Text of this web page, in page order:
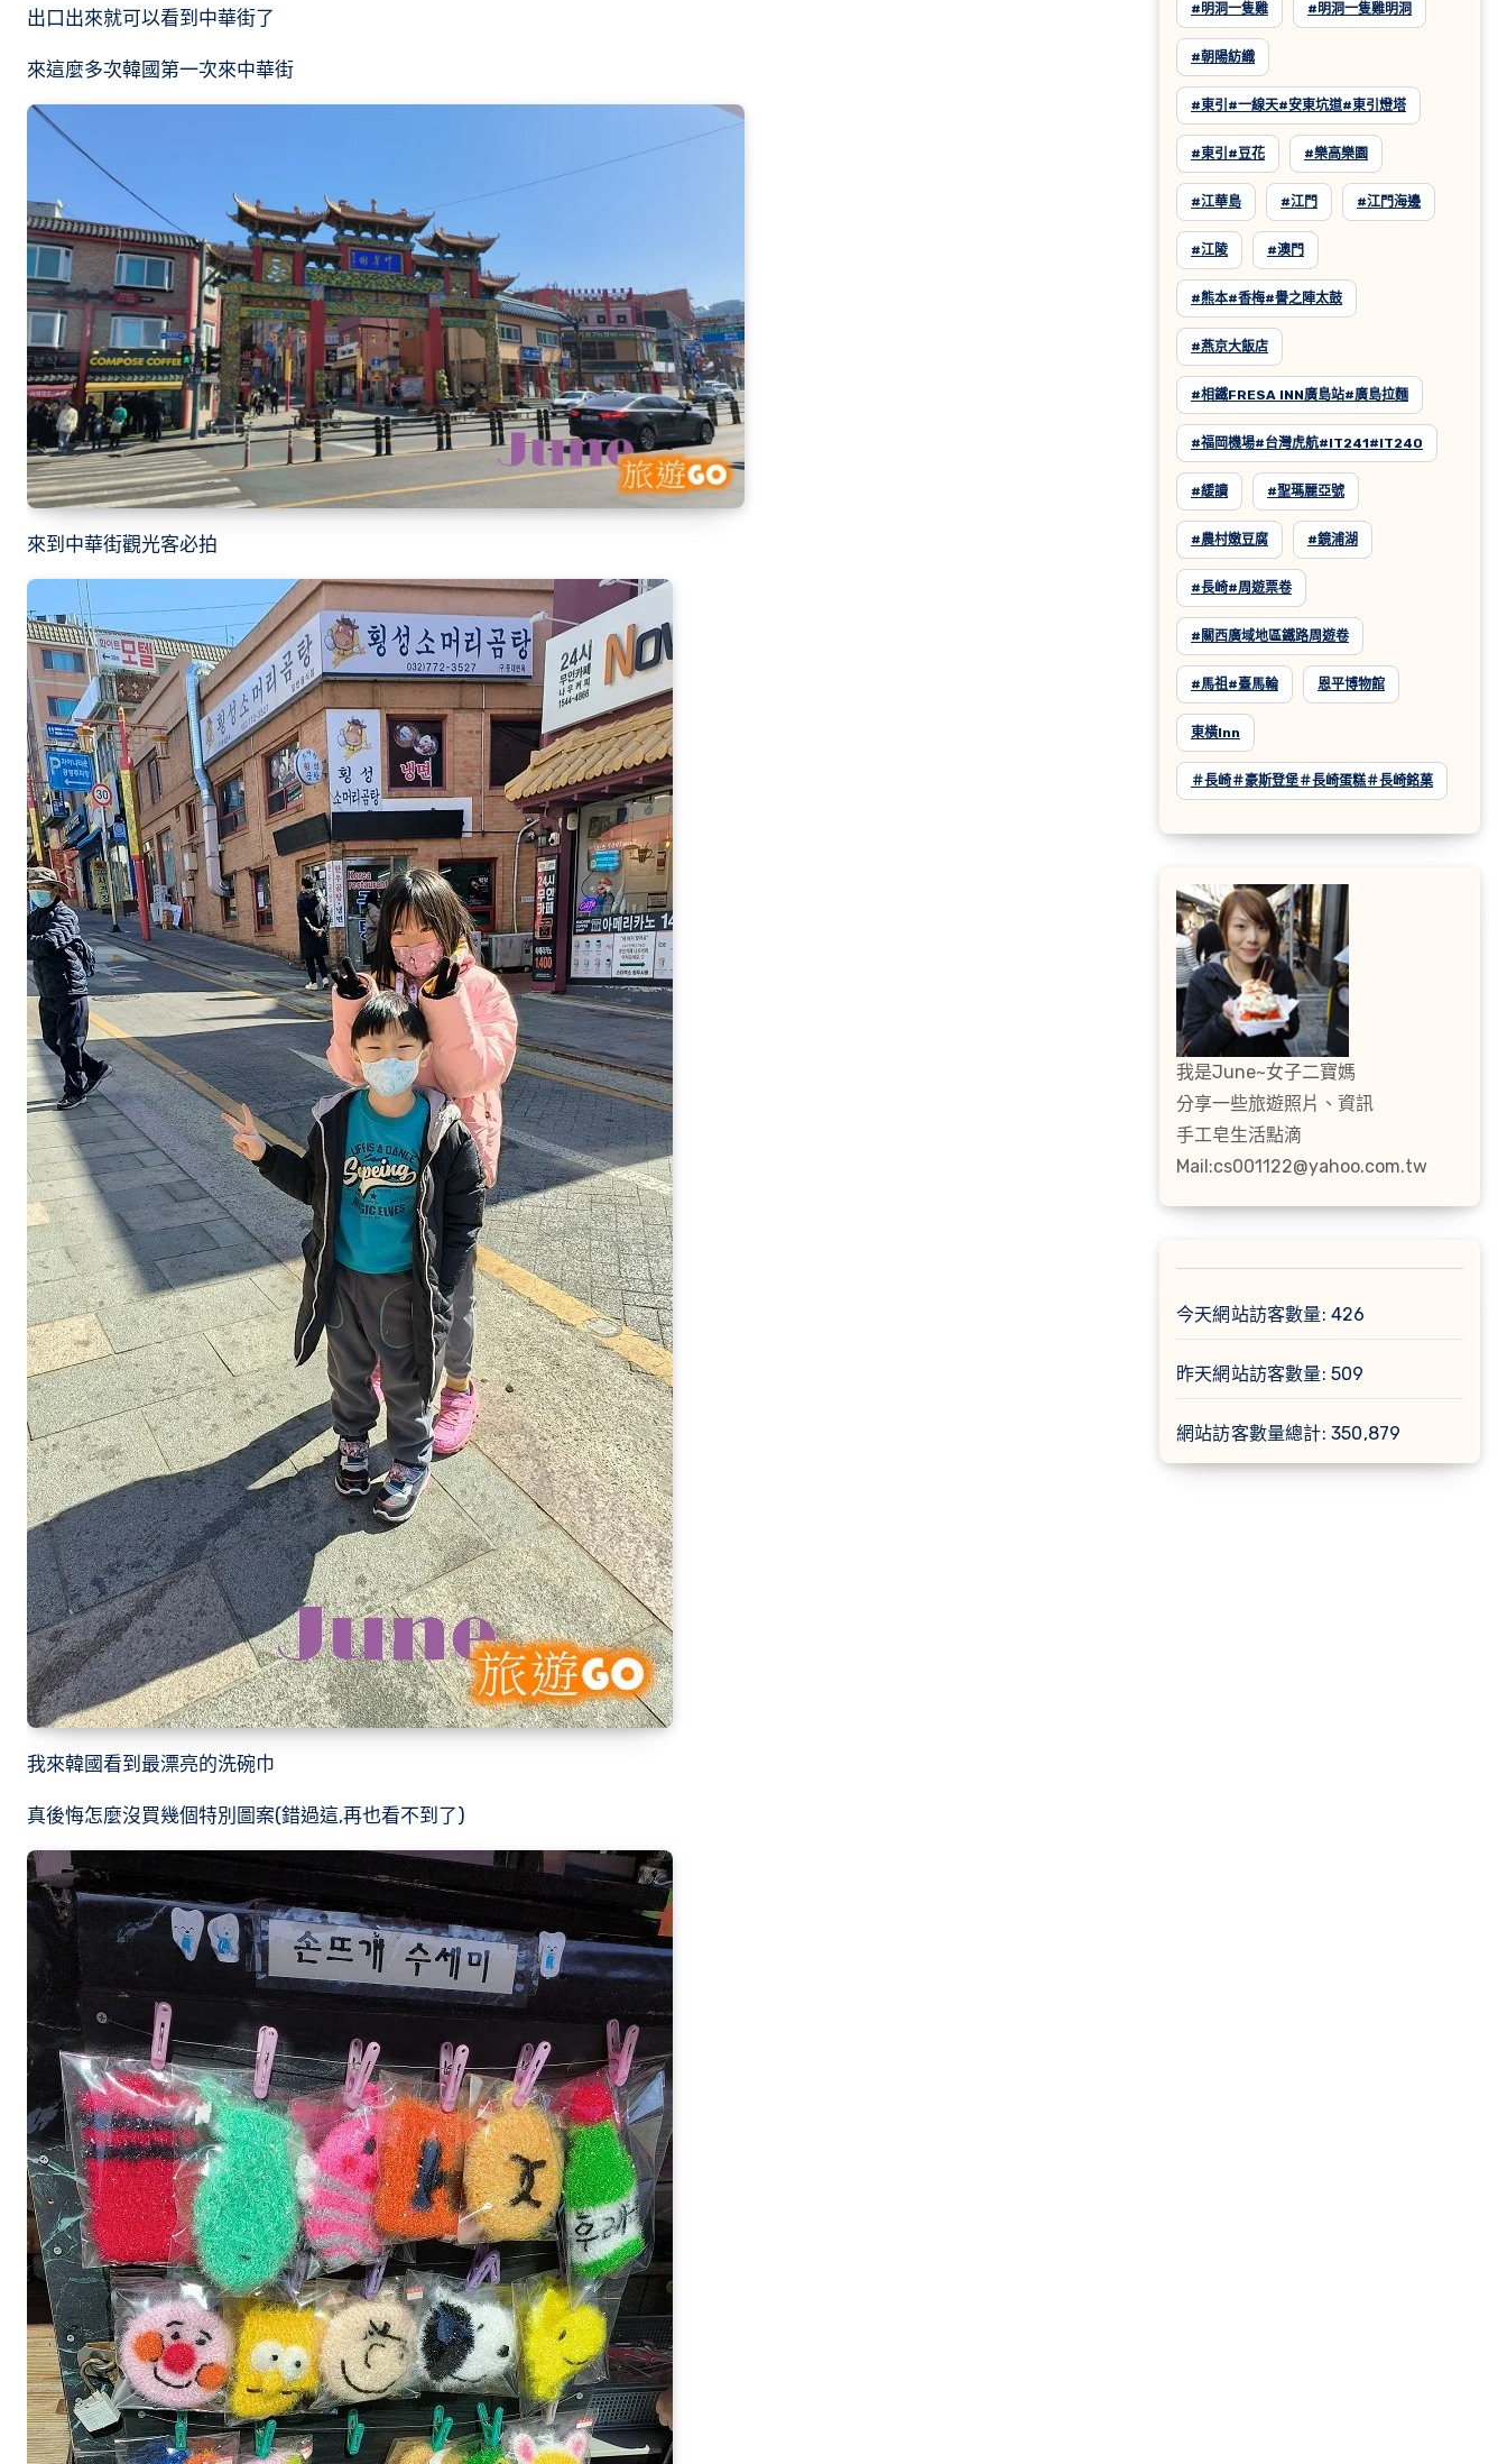
出口出來就可以看到中華街了
來這麼多次韓國第一次來中華街
來到中華街觀光客必拍
我來韓國看到最漂亮的洗碗巾
真後悔怎麼沒買幾個特別圖案(錯過這,再也看不到了)
#明洞一隻雞 #明洞一隻雞明洞
#朝陽紡織
#東引#一線天#安東坑道#東引燈塔
#東引#豆花 #樂高樂園
#江華島 #江門 #江門海邊
#江陵 #澳門
#熊本#香梅#譽之陣太鼓
#燕京大飯店
#相鐵FRESA INN廣島站#廣島拉麵
#福岡機場#台灣虎航#IT241#IT240
#緩讀 #聖瑪麗亞號
#農村嫩豆腐 #鏡浦湖
#長崎#周遊票卷
#關西廣域地區鐵路周遊卷
#馬祖#臺馬輪 恩平博物館
東橫inn
＃長崎＃豪斯登堡＃長崎蛋糕＃長崎銘菓
我是June~女子二寶媽
分享一些旅遊照片、資訊
手工皂生活點滴
Mail:cs001122@yahoo.com.tw
今天網站訪客數量: 426
昨天網站訪客數量: 509
網站訪客數量總計: 350,879